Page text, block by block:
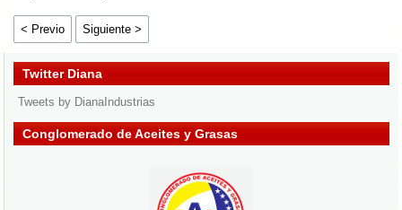
< Previo Siguiente >
Twitter Diana
Tweets by DianaIndustrias
Conglomerado de Aceites y Grasas